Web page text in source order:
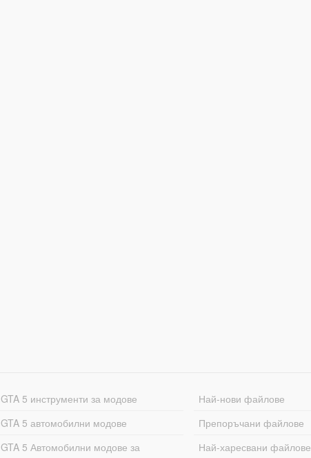
GTA 5 инструменти за модове
GTA 5 автомобилни модове
GTA 5 Автомобилни модове за
Най-нови файлове
Препоръчани файлове
Най-харесвани файлове